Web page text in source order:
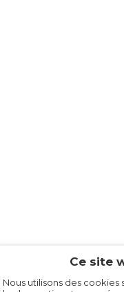
Ce site
Nous utilisons des